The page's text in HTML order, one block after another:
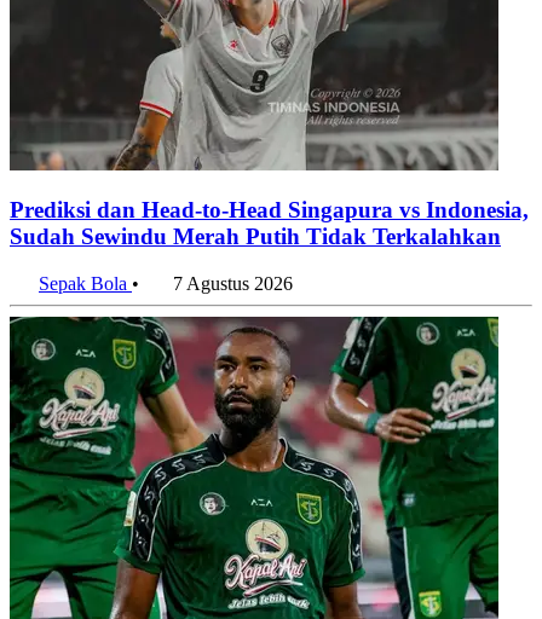
Prediksi dan Head-to-Head Singapura vs Indonesia,
Sudah Sewindu Merah Putih Tidak Terkalahkan
Sepak Bola • 7 Agustus 2026